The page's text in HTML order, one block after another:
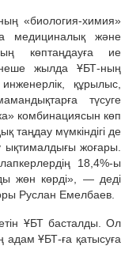
«биология-химия»
медициналық және
көптаңдауға ие
жылда ҰБТ-ның
құрылыс,
түсуге
комбинациясын көп
мүмкіндігі де
ықтималдығы жоғары.
18,4%-ы
жөн көрді», — деді
Руслан Емелбаев.
ҰБТ басталды. Ол
адам ҰБТ-ға қатысуға